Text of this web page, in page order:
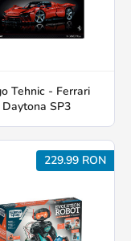
Tehnic - Ferrari
Daytona SP3
229.99 RON